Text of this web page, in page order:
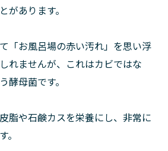
があります。
「お風呂場の赤い汚れ」を思い浮
れませんが、これはカビではな
酵母菌です。
脂や石鹸カスを栄養にし、非常に